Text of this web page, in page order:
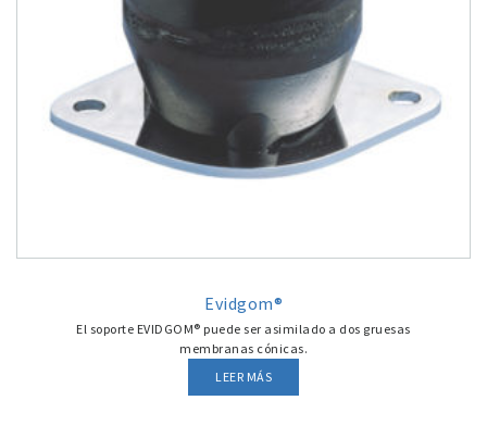
Evidgom®
El soporte EVIDGOM® puede ser asimilado a dos gruesas
membranas cónicas.
LEER MÁS